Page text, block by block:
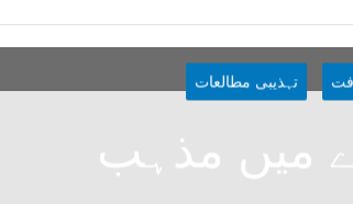
تہذیبی مطالعات
میں مذہب